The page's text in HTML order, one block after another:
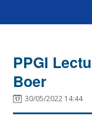
PPGI
Boer
30/05/2022 14:44